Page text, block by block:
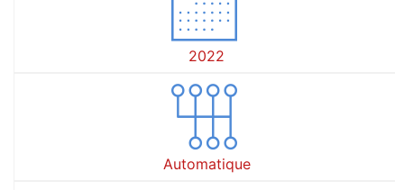
2022
Automatique